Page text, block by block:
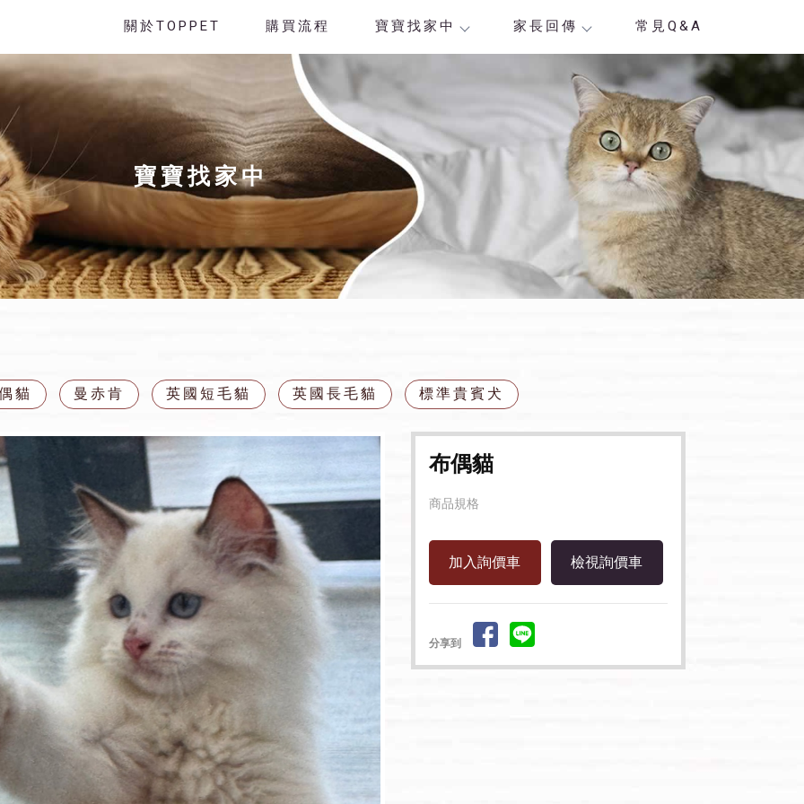
關於TOPPET 購買流程 寶寶找家中 家長回傳 常見Q&A
寶寶找家中
貓 曼赤肯 英國短毛貓 英國長毛貓 標準貴賓犬
布偶貓
商品規格
檢視詢價車
分享到